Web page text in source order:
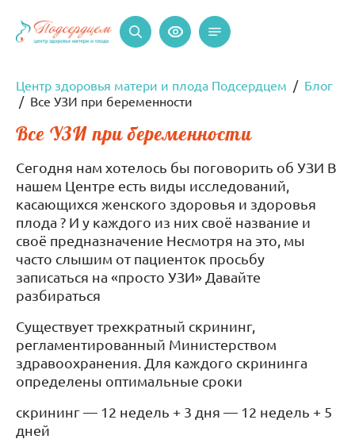
Все УЗИ при беременности
Центр здоровья матери и плода Подсердцем
Блог
Все УЗИ при беременности
Сегодня нам хотелось бы поговорить об УЗИ В
нашем Центре есть виды исследований,
касающихся женского здоровья и здоровья
плода ? И у каждого из них своё название и
своё предназначение Несмотря на это, мы
часто слышим от пациенток просьбу
записаться на «просто УЗИ» Давайте
разбираться
Существует трехкратный скрининг,
регламентированный Министерством
здравоохранения. Для каждого скрининга
определены оптимальные сроки
скрининг — 12 недель + 3 дня — 12 недель + 5
дней